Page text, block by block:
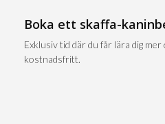
Boka ett skaffa-
Exklusiv tid där du får lära dig
kostnadsfritt.